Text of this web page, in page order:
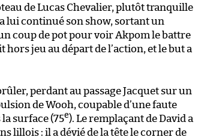
de Lucas Chevalier, plutôt tranquille
lui continué son show, sortant un
coup de pot pour voir Akpom le battre
jeu au départ de l’action, et le but a
perdant au passage Jacquet sur un
de Wooh, coupable d’une faute
surface (75e). Le remplaçant de David a
lillois : il a dévié de la tête le corner de